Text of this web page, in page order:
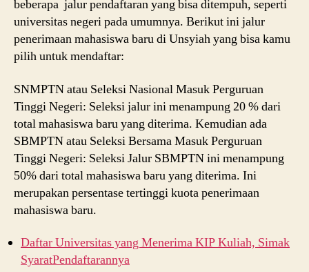
beberapa jalur pendaftaran yang bisa ditempuh, seperti
universitas negeri pada umumnya. Berikut ini jalur
penerimaan mahasiswa baru di Unsyiah yang bisa kamu
pilih untuk mendaftar:
SNMPTN atau Seleksi Nasional Masuk Perguruan
Tinggi Negeri: Seleksi jalur ini menampung 20 % dari
total mahasiswa baru yang diterima. Kemudian ada
SBMPTN atau Seleksi Bersama Masuk Perguruan
Tinggi Negeri: Seleksi Jalur SBMPTN ini menampung
50% dari total mahasiswa baru yang diterima. Ini
merupakan persentase tertinggi kuota penerimaan
mahasiswa baru.
Daftar Universitas yang Menerima KIP Kuliah, Simak
SyaratPendaftarannya